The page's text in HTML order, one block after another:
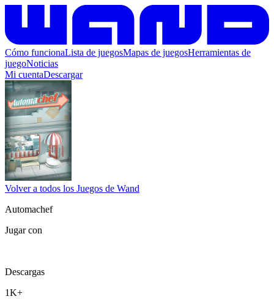
Cómo funcionaLista de juegosMapas de juegosHerramientas de
juegoNoticias
Mi cuentaDescargar
Volver a todos los Juegos de Wand
Automachef
Jugar con
Descargas
1K+